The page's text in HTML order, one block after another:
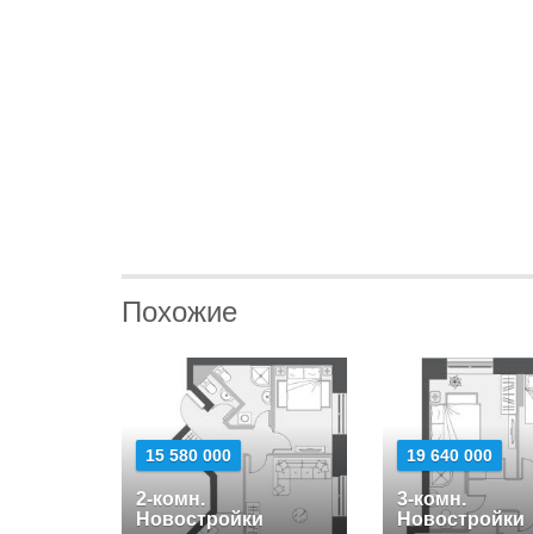
Похожие
15 580 000
2-комн.
Новостройки
19 640 000
3-комн.
Новостройки